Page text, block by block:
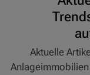
Aktuelle